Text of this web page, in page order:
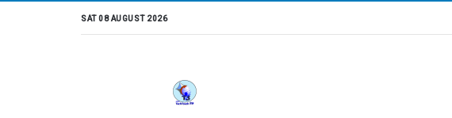
SAT 08 AUGUST 2026